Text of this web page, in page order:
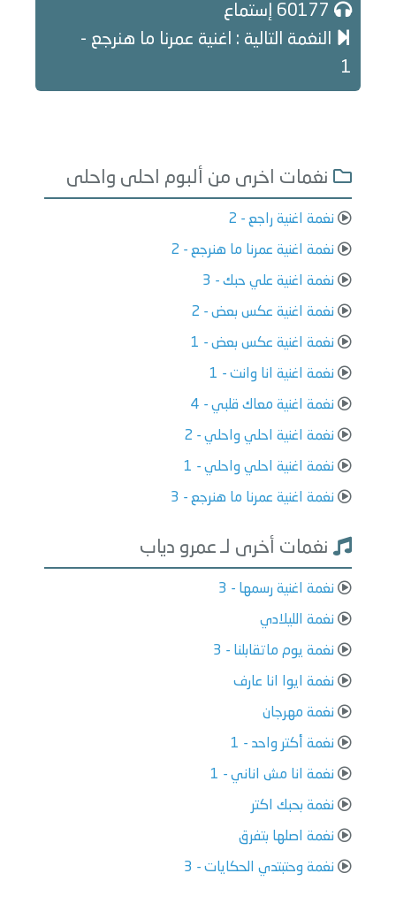
النغمة التالية : اغنية عمرنا ما هنرجع -
1
نغمات اخرى من ألبوم احلى واحلى
نغمة اغنية راجع - 2
نغمة اغنية عمرنا ما هنرجع - 2
نغمة اغنية علي حبك - 3
نغمة اغنية عكس بعض - 2
نغمة اغنية عكس بعض - 1
نغمة اغنية انا وانت - 1
نغمة اغنية معاك قلبي - 4
نغمة اغنية احلي واحلي - 2
نغمة اغنية احلي واحلي - 1
نغمة اغنية عمرنا ما هنرجع - 3
نغمات أخرى لـ عمرو دياب
نغمة اغنية رسمها - 3
نغمة الليلادي
نغمة يوم ماتقابلنا - 3
نغمة ايوا انا عارف
نغمة مهرجان
نغمة أكتر واحد - 1
نغمة انا مش اناني - 1
نغمة بحبك اكتر
نغمة اصلها بتفرق
نغمة وحتبتدي الحكايات - 3